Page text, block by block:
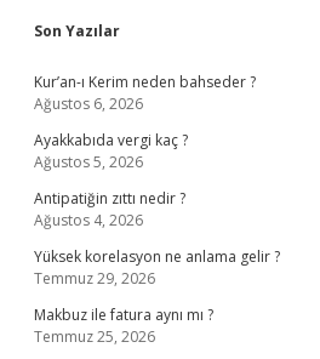
Sidebar
Son Yazılar
Kur’an-ı Kerim neden bahseder ?
Ağustos 6, 2026
Ayakkabıda vergi kaç ?
Ağustos 5, 2026
Antipatiğin zıttı nedir ?
Ağustos 4, 2026
Yüksek korelasyon ne anlama gelir ?
Temmuz 29, 2026
Makbuz ile fatura aynı mı ?
Temmuz 25, 2026